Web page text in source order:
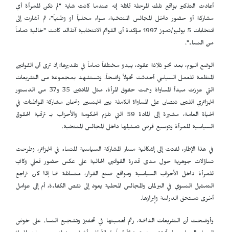
أعادت التذكير بواقع تلك المرحلة قائلة إنه عندما كانت شابة "لم تكن للمرأة أي
مشاركة أو حضور داخل المجالس المنتخبة، سواء محلياً أو وطنياً"، ثم أشارت إلى
انتخابات 5 يوليو/تموز 1997 مؤكدة أن القوائم الانتخابية آنذاك كانت "خالية تماماً
من النساء".
الوضع اليوم، بعد نحو ثلاثة عقود، يبدو مختلفاً تماماً في تقديرها؛ إذ ترى أن القوانين
المنظمة للعمل السياسي أحدثت تحولاً واضحاً. وتستشهد بمجموعة من التشريعات
التي عززت مبدأ المساواة وحمت حقوق المرأة، مثل المادتين 35 و37 من الدستور
الجزائري اللتين تنصان على المساواة الكاملة بين الجنسين وضمان مشاركة المواطنات في
الحياة العامة، مشيرة إلى المادة 59 التي تلزم الحكومة والأحزاب بـ ترقية الحقوق
السياسية للمرأة وتوسيع فرص تمثيلها داخل المجالس المنتخبة.
في هذا الإطار، لفتت إلى إشكالية مسار المشاركة السياسية للنساء في الجزائر، وطرحت
تساؤلات جوهرية حول مدى قدرة القوانين الحالية على عكس حضور فعلي وكافٍ
للمرأة داخل الأحزاب السياسية ومواقع صنع القرار، متسائلة عما إذا كان تراجع
التمثيل النسوي في البرلمان والمجالس المحلية يعود إلى نقص الكفاءة، أم إلى عوامل
أخرى تستحق الدراسة وإبرازها.
وأوضحت أن التشريعات الداعمة، رغم أهميتها في تحفيز وتشجيع النساء على خوض